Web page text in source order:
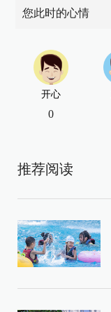
您此时的心情
开心
0
推荐阅读